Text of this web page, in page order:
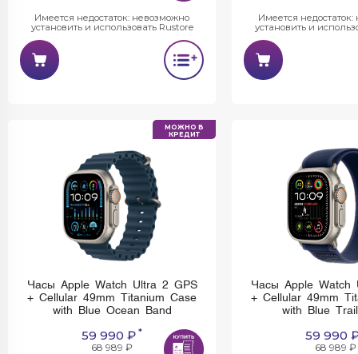
Имеется недостаток: невозможно
установить и использовать Rustore
Имеется
установить и
МОЖНО В
КРЕДИТ
Часы Apple Watch Ultra 2 GPS
+ Cellular 49mm Titanium Case
with Blue Ocean Band
59 990 ₽ *
68 989 ₽
Часы Apple Watch
+ Cellular 49mm
with Blue
59 990
68 989 ₽